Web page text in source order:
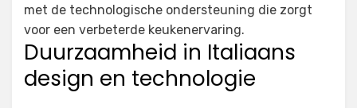
met de technologische ondersteuning die zorgt
voor een verbeterde keukenervaring.
Duurzaamheid in Italiaans
design en technologie